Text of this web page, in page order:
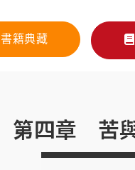
書籍典藏
第四章 苦